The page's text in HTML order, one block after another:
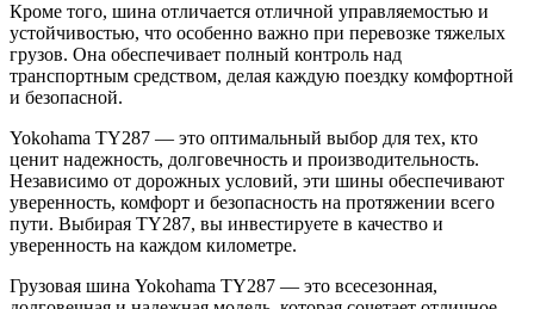
Кроме того, шина отличается отличной управляемостью и
устойчивостью, что особенно важно при перевозке тяжелых
грузов. Она обеспечивает полный контроль над
транспортным средством, делая каждую поездку комфортной
и безопасной.
Yokohama TY287 — это оптимальный выбор для тех, кто
ценит надежность, долговечность и производительность.
Независимо от дорожных условий, эти шины обеспечивают
уверенность, комфорт и безопасность на протяжении всего
пути. Выбирая TY287, вы инвестируете в качество и
уверенность на каждом километре.
Грузовая шина Yokohama TY287 — это всесезонная,